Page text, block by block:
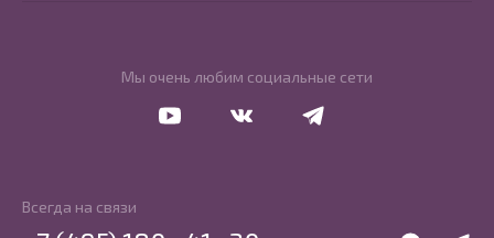
Мы очень любим социальные сети
Перейти в VkontakteПерейти в Telegram
Всегда на связи